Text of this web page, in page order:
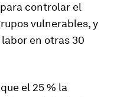
controlar el
vulnerables, y
en otras 30
el 25 % la